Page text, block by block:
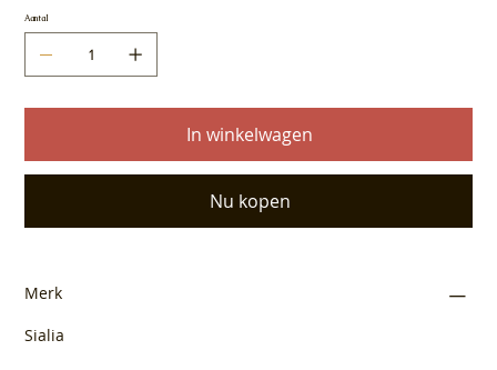
Aantal
In winkelwagen
Nu kopen
Merk
Sialia